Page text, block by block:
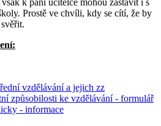
Prostě ve chvíli, kdy se cítí, že by
vzdělávání a jejich zz
způsobilosti ke vzdělávání - formulář
- informace